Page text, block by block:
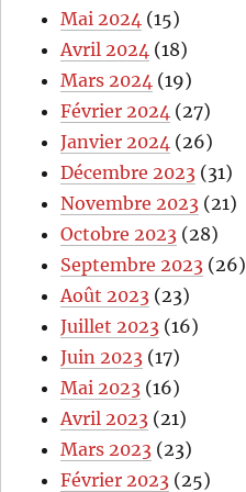
Mai 2024 (15)
Avril 2024 (18)
Mars 2024 (19)
Février 2024 (27)
Janvier 2024 (26)
Décembre 2023 (31)
Novembre 2023 (21)
Octobre 2023 (28)
Septembre 2023 (26)
Août 2023 (23)
Juillet 2023 (16)
Juin 2023 (17)
Mai 2023 (16)
Avril 2023 (21)
Mars 2023 (23)
Février 2023 (25)